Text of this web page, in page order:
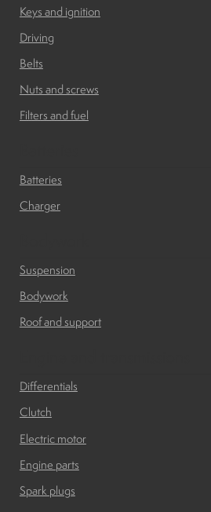
Keys and ignition
Driving
Belts
Nuts and screws
Filters and fuel
Batteries
Charger
Suspension
Bodywork
Roof and support
Differentials
Clutch
Electric motor
Engine parts
Spark plugs